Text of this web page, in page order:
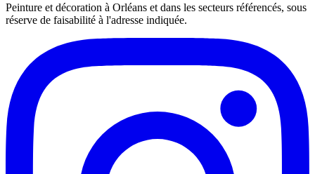
Peinture et décoration à Orléans et dans les secteurs référencés, sous
réserve de faisabilité à l'adresse indiquée.